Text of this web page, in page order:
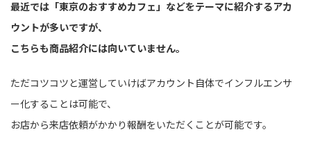
最近では「東京のおすすめカフェ」などをテーマに紹介するアカ
ウントが多いですが、
こちらも商品紹介には向いていません。
ただコツコツと運営していけばアカウント自体でインフルエンサ
ー化することは可能で、
お店から来店依頼がかかり報酬をいただくことが可能です。